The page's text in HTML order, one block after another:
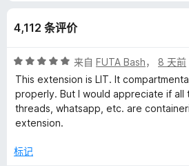
n
t
a
i
4,112 条评价
评
分
5
/
5
来自 FUTA Bash， 8 天前
This extension is LIT. It
properly. But I would appreciate if all
threads, whatsapp, etc. are
extension.
标记